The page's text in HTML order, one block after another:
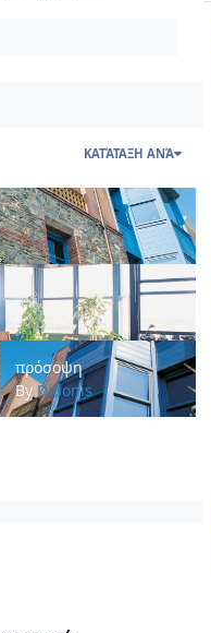
ΚΑΤΆΤΑΞΗ ΑΝΆ
πρόσοψη
By Didonis